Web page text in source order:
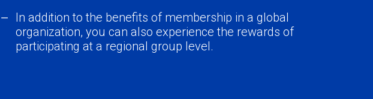
In addition to the benefits of membership in a global
organization, you can also experience the rewards of
participating at a regional group level.